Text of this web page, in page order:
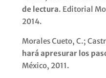
de lectura. Editorial
2014.
Morales Cueto, C.;
hará apresurar los
México, 2011.